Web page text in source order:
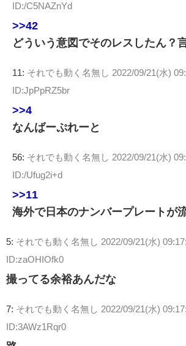
ID:/C5NAZnYd
>>42
どういう意図でそのレスしたん？
11: それでも動く名無し
2022/09/21(水)
ID:JpPpRZ5br
>>4
なんばーぷれーと
56: それでも動く名無し
2022/09/21(水)
ID:/Ufug2i+d
>>11
海外で日本のナンバープレートが
5: それでも動く名無し
2022/09/21(水)
ID:zaOHIOfk0
撮ってる余裕あんだな
7: それでも動く名無し
2022/09/21(水)
ID:3AWz1Rqr0